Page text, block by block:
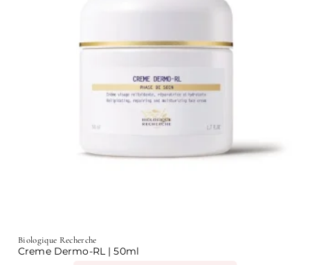
Biologique Recherche
Creme Dermo-RL | 50ml